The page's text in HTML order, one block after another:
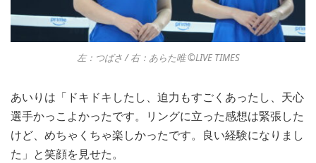
左：つばさ / 右：あらた唯 ©︎LIVE TIMES
あいりは「ドキドキしたし、迫力もすごくあったし、天心
選手かっこよかったです。リングに立った感想は緊張した
けど、めちゃくちゃ楽しかったです。良い経験になりまし
た」と笑顔を見せた。